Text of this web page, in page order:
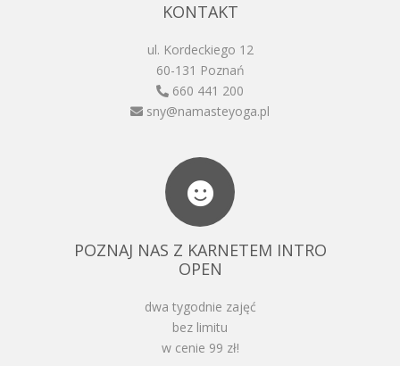
KONTAKT
ul. Kordeckiego 12
60-131 Poznań
660 441 200
sny@namasteyoga.pl
POZNAJ NAS Z KARNETEM INTRO
OPEN
dwa tygodnie zajęć
bez limitu
w cenie 99 zł!